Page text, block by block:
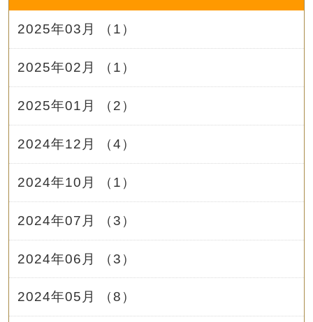
2025年03月 （1）
2025年02月 （1）
2025年01月 （2）
2024年12月 （4）
2024年10月 （1）
2024年07月 （3）
2024年06月 （3）
2024年05月 （8）